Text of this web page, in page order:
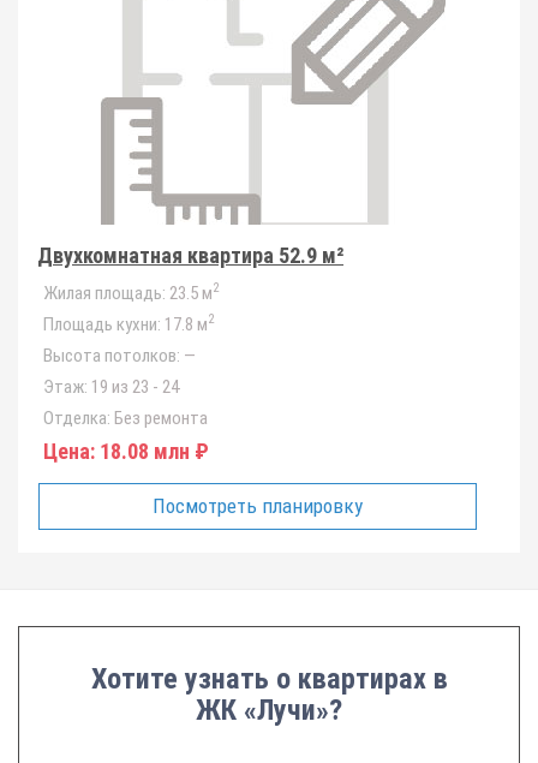
Двухкомнатная квартира 52.9 м²
Жилая площадь: 23.5 м2
Площадь кухни: 17.8 м2
Высота потолков: —
Этаж: 19 из 23 - 24
Отделка: Без ремонта
Цена: 18.08 млн ₽
Посмотреть планировку
Хотите узнать о квартирах в
ЖК «Лучи»?